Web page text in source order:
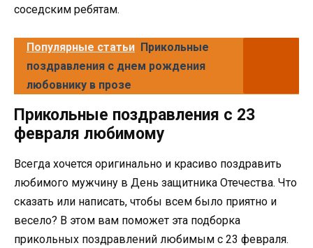
соседским ребятам.
Популярные статьи Прикольные
поздравления с днем рождения
любовнику в прозе
Прикольные поздравления с 23
февраля любимому
Всегда хочется оригинально и красиво поздравить
любимого мужчину в День защитника Отечества. Что
сказать или написать, чтобы всем было приятно и
весело? В этом вам поможет эта подборка
прикольных поздравлений любимым с 23 февраля.